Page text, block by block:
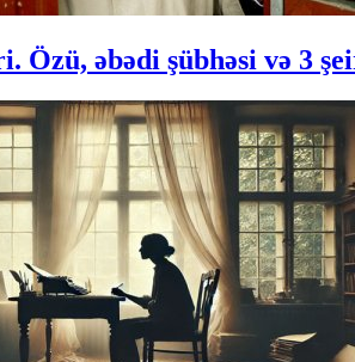
Özü, əbədi şübhəsi və 3